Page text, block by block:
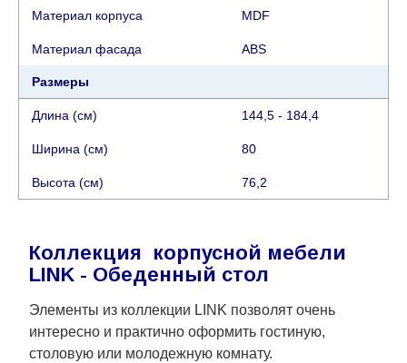
Материал корпуса MDF
Материал фасада ABS
Размеры
Длина (см) 144,5 - 184,4
Ширина (см) 80
Высота (см) 76,2
Коллекция корпусной мебели
LINK - Обеденный стол
Элементы из коллекции LINK позволят очень
интересно и практично оформить гостиную,
столовую или молодежную комнату.